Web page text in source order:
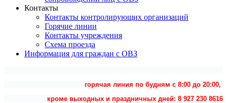
Контакты
Контакты контролирующих организаций
Горячие линии
Контакты учреждения
Схема проезда
Информация для граждан с ОВЗ
горячая линия по будням с 8:00 до 20:00,
кроме выходных и праздничных дней: 8 927 230 8616